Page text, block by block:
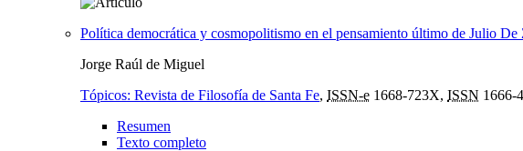
Política democrática y cosmopolitismo en el pensamiento último de Julio De
Jorge Raúl de Miguel
Tópicos: Revista de Filosofía de Santa Fe, ISSN-e 1668-723X, ISSN 1666-
Resumen
Texto completo